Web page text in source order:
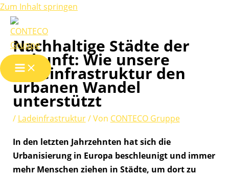
Zum Inhalt springen
Nachhaltige Städte der
Zukunft: Wie unsere
Ladeinfrastruktur den
urbanen Wandel
unterstützt
/ Ladeinfrastruktur/ Von CONTECO Gruppe
In den letzten Jahrzehnten hat sich die
Urbanisierung in Europa beschleunigt und immer
mehr Menschen ziehen in Städte, um dort zu